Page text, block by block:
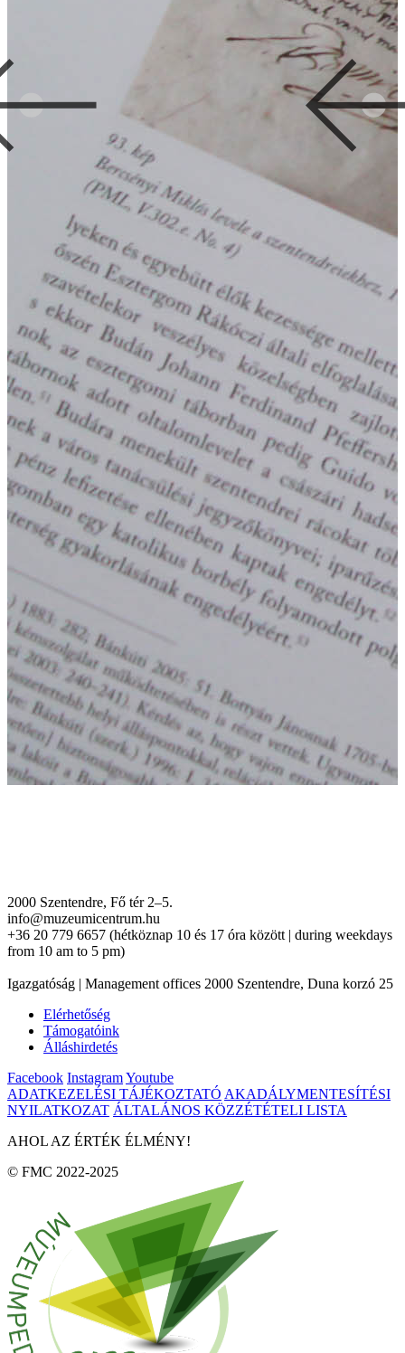
2000 Szentendre, Fő tér 2–5.
info@muzeumicentrum.hu
+36 20 779 6657 (hétköznap 10 és 17 óra között | during weekdays
from 10 am to 5 pm)
Igazgatóság | Management offices 2000 Szentendre, Duna korzó 25
Elérhetőség
Támogatóink
Álláshirdetés
Facebook InstagramYoutube
ADATKEZELÉSI TÁJÉKOZTATÓ AKADÁLYMENTESÍTÉSI
NYILATKOZAT ÁLTALÁNOS KÖZZÉTÉTELI LISTA
AHOL AZ ÉRTÉK ÉLMÉNY!
© FMC 2022-2025